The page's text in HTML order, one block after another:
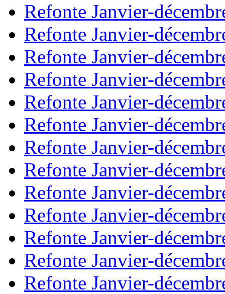
Refonte Janvier-
Refonte Janvier-
Refonte Janvier-
Refonte Janvier-
Refonte Janvier-
Refonte Janvier-
Refonte Janvier-
Refonte Janvier-
Refonte Janvier-
Refonte Janvier-
Refonte Janvier-
Refonte Janvier-
Refonte Janvier-